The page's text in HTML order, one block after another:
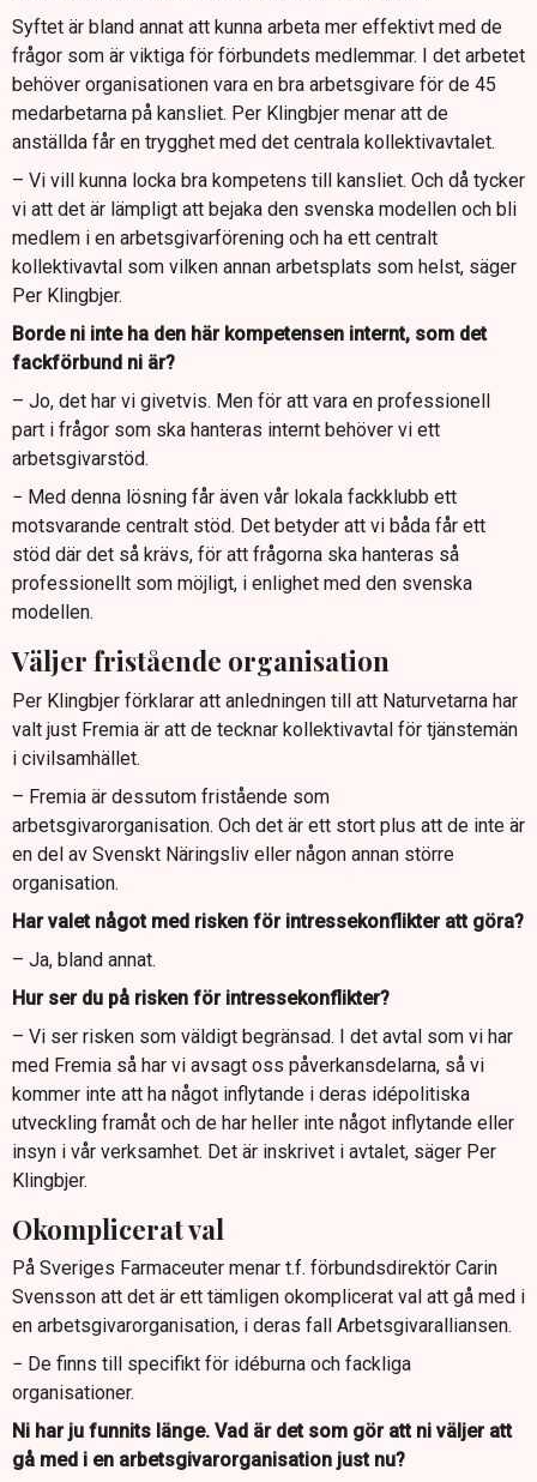
Syftet är bland annat att kunna arbeta mer effektivt med de
frågor som är viktiga för förbundets medlemmar. I det arbetet
behöver organisationen vara en bra arbetsgivare för de 45
medarbetarna på kansliet. Per Klingbjer menar att de
anställda får en trygghet med det centrala kollektivavtalet.
– Vi vill kunna locka bra kompetens till kansliet. Och då tycker
vi att det är lämpligt att bejaka den svenska modellen och bli
medlem i en arbetsgivarförening och ha ett centralt
kollektivavtal som vilken annan arbetsplats som helst, säger
Per Klingbjer.
Borde ni inte ha den här kompetensen internt, som det
fackförbund ni är?
– Jo, det har vi givetvis. Men för att vara en professionell
part i frågor som ska hanteras internt behöver vi ett
arbetsgivarstöd.
− Med denna lösning får även vår lokala fackklubb ett
motsvarande centralt stöd. Det betyder att vi båda får ett
stöd där det så krävs, för att frågorna ska hanteras så
professionellt som möjligt, i enlighet med den svenska
modellen.
Väljer fristående organisation
Per Klingbjer förklarar att anledningen till att Naturvetarna har
valt just Fremia är att de tecknar kollektivavtal för tjänstemän
i civilsamhället.
– Fremia är dessutom fristående som
arbetsgivarorganisation. Och det är ett stort plus att de inte är
en del av Svenskt Näringsliv eller någon annan större
organisation.
Har valet något med risken för intressekonflikter att göra?
– Ja, bland annat.
Hur ser du på risken för intressekonflikter?
– Vi ser risken som väldigt begränsad. I det avtal som vi har
med Fremia så har vi avsagt oss påverkansdelarna, så vi
kommer inte att ha något inflytande i deras idépolitiska
utveckling framåt och de har heller inte något inflytande eller
insyn i vår verksamhet. Det är inskrivet i avtalet, säger Per
Klingbjer.
Okomplicerat val
På Sveriges Farmaceuter menar t.f. förbundsdirektör Carin
Svensson att det är ett tämligen okomplicerat val att gå med i
en arbetsgivarorganisation, i deras fall Arbetsgivaralliansen.
− De finns till specifikt för idéburna och fackliga
organisationer.
Ni har ju funnits länge. Vad är det som gör att ni väljer att
gå med i en arbetsgivarorganisation just nu?